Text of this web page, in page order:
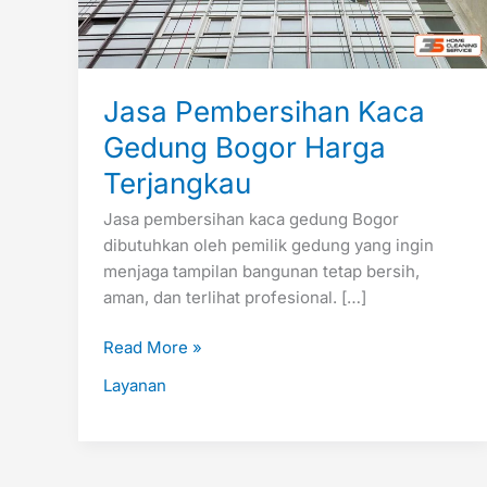
Jasa Pembersihan Kaca
Gedung Bogor Harga
Terjangkau
Jasa pembersihan kaca gedung Bogor
dibutuhkan oleh pemilik gedung yang ingin
menjaga tampilan bangunan tetap bersih,
aman, dan terlihat profesional. […]
Read More »
Layanan